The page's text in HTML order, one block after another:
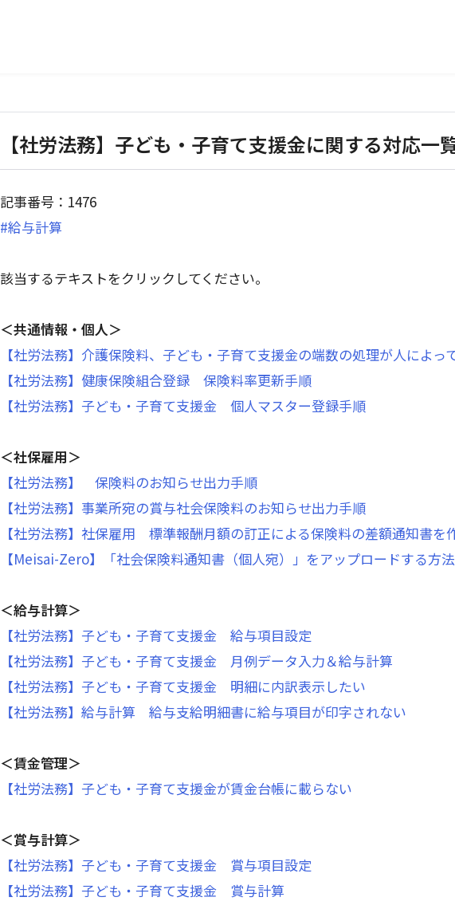
【社労法務】子ども・子育て支援金に関する対応一
記事番号：1476
#給与計算
該当するテキストをクリックしてください。
＜共通情報・個人＞
【社労法務】介護保険料、子ども・子育て支援金の端数の処理が人によっ
【社労法務】健康保険組合登録 保険料率更新手順
【社労法務】子ども・子育て支援金 個人マスター登録手順
＜社保雇用＞
【社労法務】 保険料のお知らせ出力手順
【社労法務】事業所宛の賞与社会保険料のお知らせ出力手順
【社労法務】社保雇用 標準報酬月額の訂正による保険料の差額通知書を
【Meisai-Zero】「社会保険料通知書（個人宛）」をアップロードする方法
＜給与計算＞
【社労法務】子ども・子育て支援金 給与項目設定
【社労法務】子ども・子育て支援金 月例データ入力＆給与計算
【社労法務】子ども・子育て支援金 明細に内訳表示したい
【社労法務】給与計算 給与支給明細書に給与項目が印字されない
＜賃金管理＞
【社労法務】子ども・子育て支援金が賃金台帳に載らない
＜賞与計算＞
【社労法務】子ども・子育て支援金 賞与項目設定
【社労法務】子ども・子育て支援金 賞与計算